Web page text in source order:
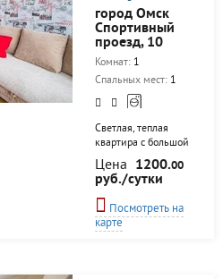
неделю минимум
1400 р. В стоимость
включены все
услуги и сборы! Есть
- ВСЕ. От мебели и
посуды до утюга. А
также чай, сахар,
соль...
город Омск
Спортивный
проезд, 10
Комнат: 1
Спальных мест: 1
Светлая, теплая
квартира с большой
кроватью в самом
центре Омска.
Исключительно для
гостей с хорошим
настроением и без
вредных привычек!
Цена 1200.00
руб./сутки
Посмотреть на
карте